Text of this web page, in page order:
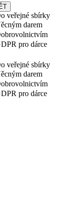
veřejné sbírky
darem
pro dárce
veřejné sbírky
darem
pro dárce